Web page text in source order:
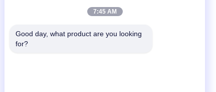
Tel
7:45 AM
Good day, what product are you looking
for?